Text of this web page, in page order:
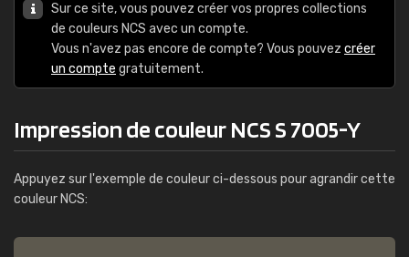
Sur ce site, vous pouvez créer vos propres collections
de couleurs NCS avec un compte.
Vous n'avez pas encore de compte? Vous pouvez créer
un compte gratuitement.
Impression de couleur NCS S 7005-Y
Appuyez sur l'exemple de couleur ci-dessous pour agrandir cette
couleur NCS: